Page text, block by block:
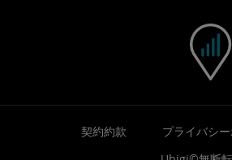
契約約款 プライバシ